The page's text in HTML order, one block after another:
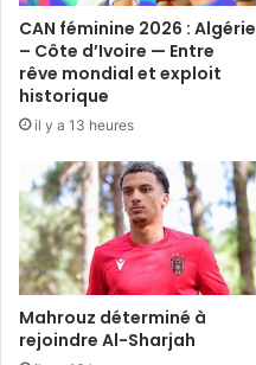
CAN féminine 2026 : Algérie
– Côte d’Ivoire — Entre
rêve mondial et exploit
historique
il y a 13 heures
Mahrouz déterminé à
rejoindre Al-Sharjah